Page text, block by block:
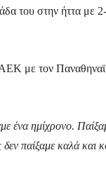
του στην ήττα με
με τον
ένα ημίχρονο.
παίξαμε καλά και